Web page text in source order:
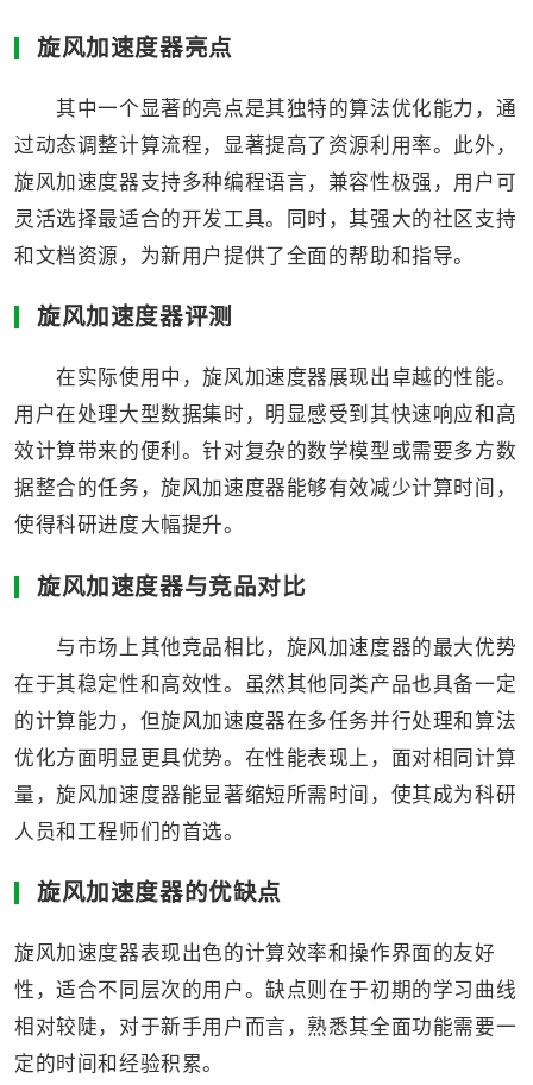
旋风加速度器亮点
其中一个显著的亮点是其独特的算法优化能力，通
过动态调整计算流程，显著提高了资源利用率。此外，
旋风加速度器支持多种编程语言，兼容性极强，用户可
灵活选择最适合的开发工具。同时，其强大的社区支持
和文档资源，为新用户提供了全面的帮助和指导。
旋风加速度器评测
在实际使用中，旋风加速度器展现出卓越的性能。
用户在处理大型数据集时，明显感受到其快速响应和高
效计算带来的便利。针对复杂的数学模型或需要多方数
据整合的任务，旋风加速度器能够有效减少计算时间，
使得科研进度大幅提升。
旋风加速度器与竞品对比
与市场上其他竞品相比，旋风加速度器的最大优势
在于其稳定性和高效性。虽然其他同类产品也具备一定
的计算能力，但旋风加速度器在多任务并行处理和算法
优化方面明显更具优势。在性能表现上，面对相同计算
量，旋风加速度器能显著缩短所需时间，使其成为科研
人员和工程师们的首选。
旋风加速度器的优缺点
旋风加速度器表现出色的计算效率和操作界面的友好
性，适合不同层次的用户。缺点则在于初期的学习曲线
相对较陡，对于新手用户而言，熟悉其全面功能需要一
定的时间和经验积累。